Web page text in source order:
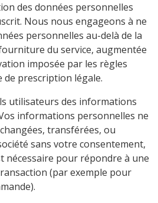
des données personnelles
Nous nous engageons à ne
personnelles au-delà de la
du service, augmentée
imposée par les règles
de prescription légale.
utilisateurs des informations
informations personnelles ne
transférées, ou
sans votre consentement,
nécessaire pour répondre à une
(par exemple pour